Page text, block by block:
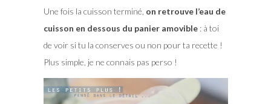
Une fois la cuisson terminé, on retrouve l’eau de
cuisson en dessous du panier amovible: à toi
de voir si tu la conserves ou non pour ta recette !
Plus simple, je ne connais pas perso !